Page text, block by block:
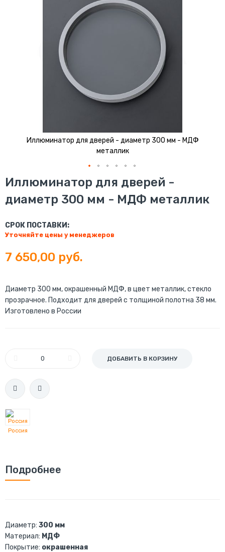
Иллюминатор для дверей - диаметр 300 мм - МДФ
металлик
Перейти
к
началу
Иллюминатор для дверей -
диаметр 300 мм - МДФ металлик
СРОК ПОСТАВКИ:
Уточняйте цены у менеджеров
7 650,00 руб.
Диаметр 300 мм, окрашенный МДФ, в цвет металлик, стекло
прозрачное. Подходит для дверей с толщиной полотна 38 мм.
Изготовлено в России
ДОБАВИТЬ В КОРЗИНУ
Россия
Подробнее
Диаметр: 300 мм
Материал: МДФ
Покрытие: окрашенная